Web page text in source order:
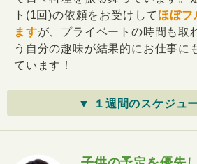
ト(1回)の依頼をお受けして ほぼフ
ますが、プライベートの時間も取
う自分の趣味が結果的にお仕事に
ています！
▼ １週間のスケジュ